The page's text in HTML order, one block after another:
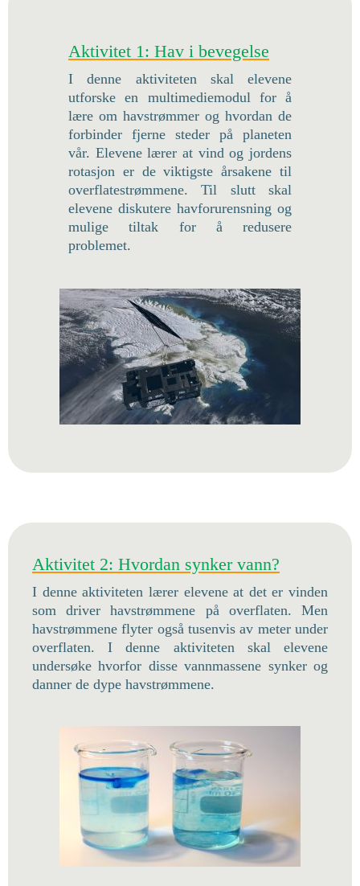
Aktivitet 1: Hav i bevegelse
I denne aktiviteten skal elevene
utforske en multimediemodul for å
lære om havstrømmer og hvordan de
forbinder fjerne steder på planeten
vår. Elevene lærer at vind og jordens
rotasjon er de viktigste årsakene til
overflatestrømmene. Til slutt skal
elevene diskutere havforurensning og
mulige tiltak for å redusere
problemet.
Aktivitet 2: Hvordan synker vann?
I denne aktiviteten lærer elevene at det er vinden
som driver havstrømmene på overflaten. Men
havstrømmene flyter også tusenvis av meter under
overflaten. I denne aktiviteten skal elevene
undersøke hvorfor disse vannmassene synker og
danner de dype havstrømmene.